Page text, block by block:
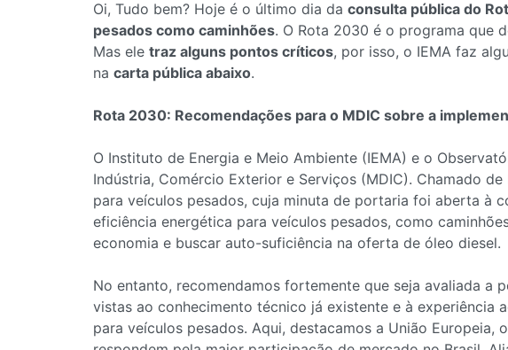
Oi, Tudo bem? Hoje é o último dia da consulta pública do
pesados como caminhões. O Rota 2030 é o programa que
Mas ele traz alguns pontos críticos, por isso, o IEMA faz
na carta pública abaixo.
Rota 2030: Recomendações para o MDIC sobre a
O Instituto de Energia e Meio Ambiente (IEMA) e o
Indústria, Comércio Exterior e Serviços (MDIC). Chamado
para veículos pesados, cuja minuta de portaria foi aberta à
eficiência energética para veículos pesados, como
economia e buscar auto-suficiência na oferta de óleo diesel.
No entanto, recomendamos fortemente que seja avaliada a
vistas ao conhecimento técnico já existente e à experiência
para veículos pesados. Aqui, destacamos a União